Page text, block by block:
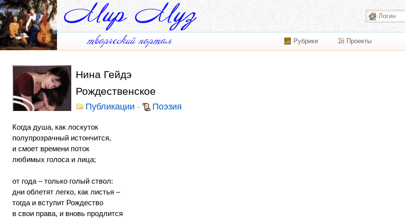
Рубрики Проекты
Нина Гейдэ
Рождественское
Публикации - Поэзия
Когда душа, как лоскуток
полупрозрачный истончится,
и смоет времени поток
любимых голоса и лица;
от года – только голый ствол:
дни облетят легко, как листья –
тогда и вступит Рождество
в свои права, и вновь продлится